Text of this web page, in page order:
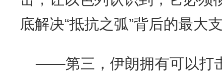
底解决“抵抗之弧”背后的最大
——第三，伊朗拥有可以打